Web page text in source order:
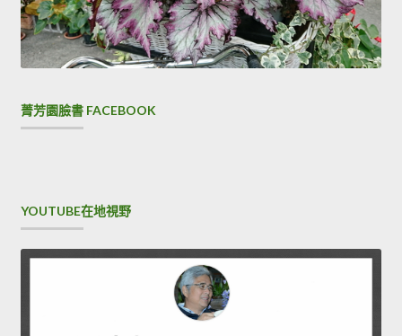
菁芳園臉書 FACEBOOK
YOUTUBE在地視野